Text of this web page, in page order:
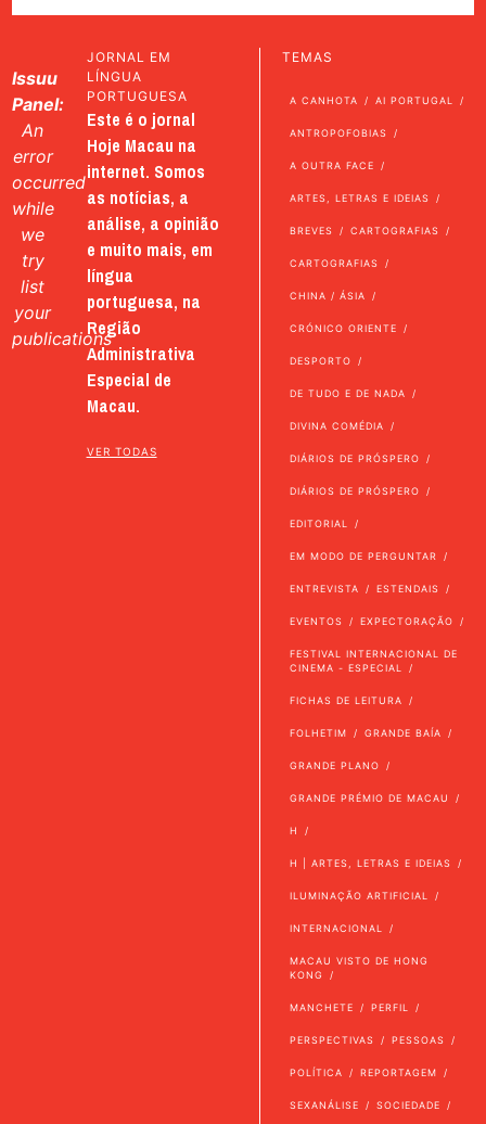
Issuu
Panel:
An
error
occurred
while
we
try
list
your
publications
JORNAL EM
LÍNGUA
PORTUGUESA
Este é o jornal
Hoje Macau na
internet. Somos
as notícias, a
análise, a opinião
e muito mais, em
língua
portuguesa, na
Região
Administrativa
Especial de
Macau.
VER TODAS
TEMAS
A CANHOTA AI PORTUGAL
ANTROPOFOBIAS
A OUTRA FACE
ARTES, LETRAS E IDEIAS
BREVES CARTOGRAFIAS
CARTOGRAFIAS
CHINA / ÁSIA
CRÓNICO ORIENTE
DESPORTO
DE TUDO E DE NADA
DIVINA COMÉDIA
DIÁRIOS DE PRÓSPERO
DIÁRIOS DE PRÓSPERO
EDITORIAL
EM MODO DE PERGUNTAR
ENTREVISTA ESTENDAIS
EVENTOS EXPECTORAÇÃO
FESTIVAL INTERNACIONAL DE
CINEMA - ESPECIAL
FICHAS DE LEITURA
FOLHETIM GRANDE BAÍA
GRANDE PLANO
GRANDE PRÉMIO DE MACAU
H
H | ARTES, LETRAS E IDEIAS
ILUMINAÇÃO ARTIFICIAL
INTERNACIONAL
MACAU VISTO DE HONG
KONG
MANCHETE PERFIL
PERSPECTIVAS PESSOAS
POLÍTICA REPORTAGEM
SEXANÁLISE SOCIEDADE